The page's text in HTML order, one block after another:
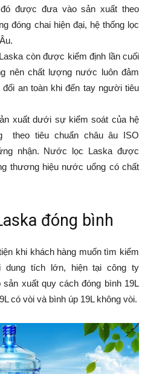
đó được đưa vào sản xuất theo
đóng chai hiện đại, hệ thống lọc
còn được kiểm định lần cuối
nên chất lượng nước luôn đảm
an toàn khi đến tay người tiêu
xuất dưới sự kiểm soát của hệ
theo tiêu chuẩn châu âu ISO
nhận. Nước lọc Laska được
thương hiệu nước uống có chất
đóng bình
khi khách hàng muốn tìm kiếm
dung tích lớn, hiện tại công ty
sản xuất quy cách đóng bình 19L
có vòi và bình úp 19L không vòi.